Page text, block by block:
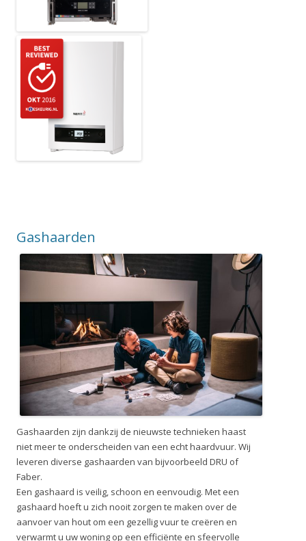
Gashaarden
Gashaarden zijn dankzij de nieuwste technieken haast
niet meer te onderscheiden van een echt haardvuur. Wij
leveren diverse gashaarden van bijvoorbeeld DRU of
Faber.
Een gashaard is veilig, schoon en eenvoudig. Met een
gashaard hoeft u zich nooit zorgen te maken over de
aanvoer van hout om een gezellig vuur te creëren en
verwarmt u uw woning op een efficiënte en sfeervolle